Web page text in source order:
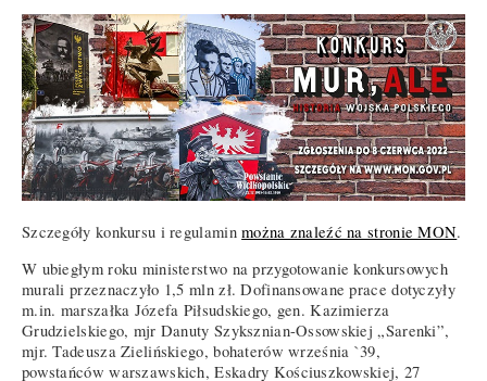
Szczegóły konkursu i regulaminmożna znaleźć na stronie MON.
W ubiegłym roku ministerstwo na przygotowanie konkursowych
murali przeznaczyło 1,5 mln zł. Dofinansowane prace dotyczyły
m.in. marszałka Józefa Piłsudskiego, gen. Kazimierza
Grudzielskiego, mjr Danuty Szyksznian-Ossowskiej „Sarenki”,
mjr. Tadeusza Zielińskiego, bohaterów września `39,
powstańców warszawskich, Eskadry Kościuszkowskiej, 27